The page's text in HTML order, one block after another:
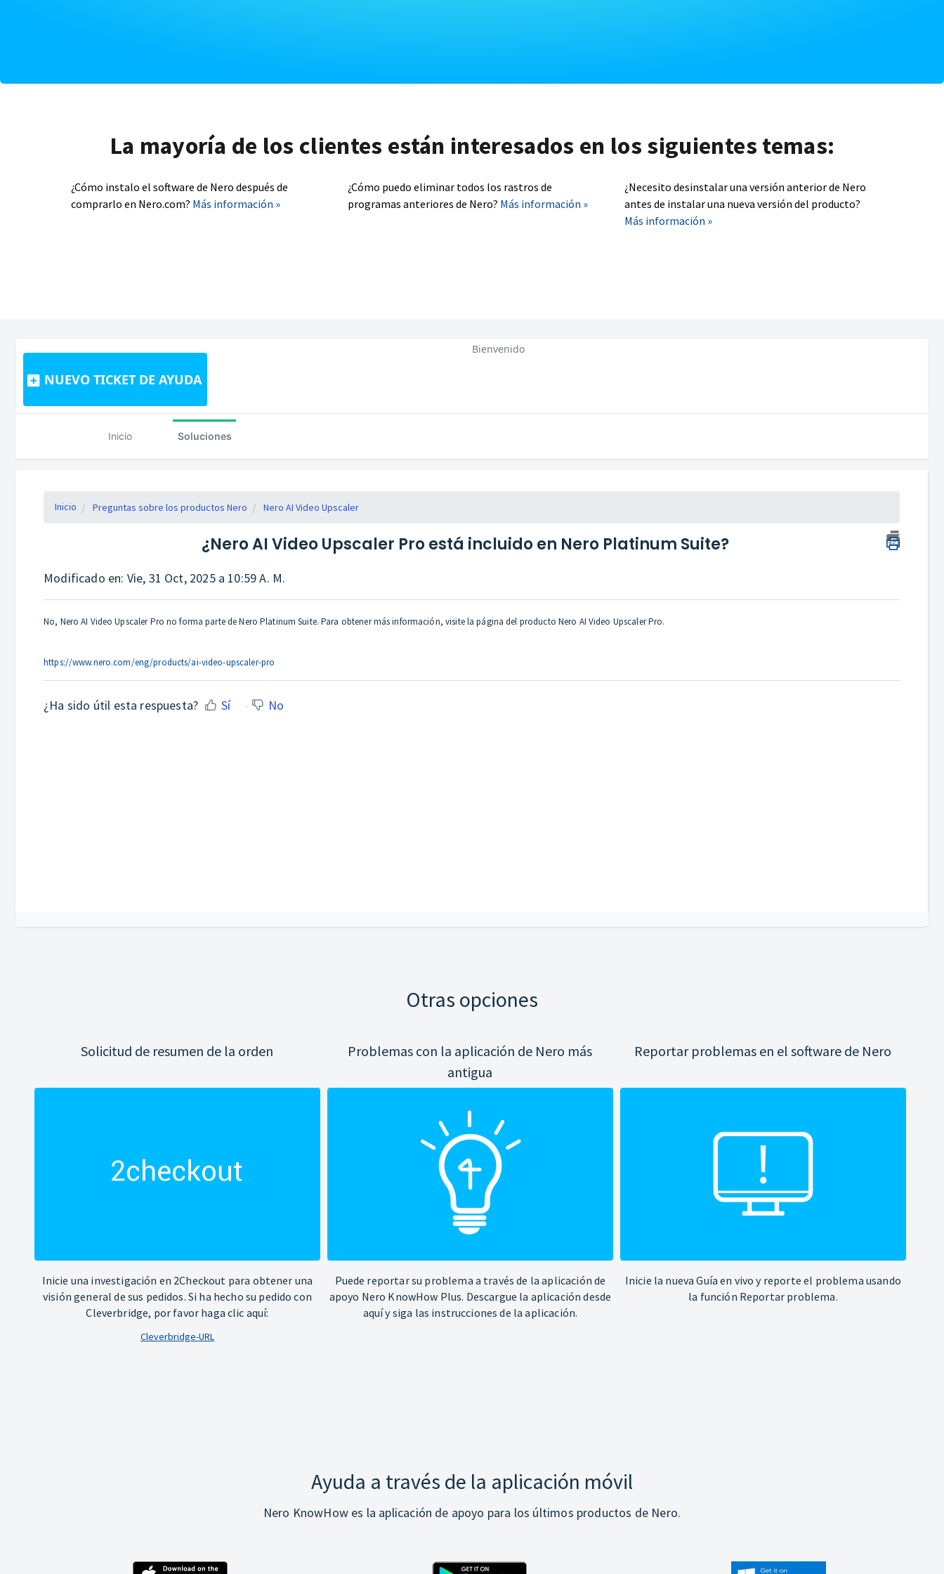
La mayoría de los clientes están interesados en los siguientes temas:
¿Cómo instalo el software de Nero después de
comprarlo en Nero.com? Más información »
¿Cómo puedo eliminar todos los rastros de
programas anteriores de Nero? Más información »
¿Necesito desinstalar una versión anterior de Nero
antes de instalar una nueva versión del producto?
Más información »
NUEVO TICKET DE AYUDA
Bienvenido
Inicio Soluciones
Inicio Preguntas sobre los productos Nero Nero AI Video Upscaler
¿Nero AI Video Upscaler Pro está incluido en Nero Platinum Suite?
Modificado en: Vie, 31 Oct, 2025 a 10:59 A. M.
No, Nero AI Video Upscaler Pro no forma parte de Nero Platinum Suite. Para obtener más información, visite la página del producto Nero AI Video Upscaler Pro.
https://www.nero.com/eng/products/ai-video-upscaler-pro
¿Ha sido útil esta respuesta? Sí No
Otras opciones
Solicitud de resumen de la orden
Inicie una investigación en 2Checkout para obtener una
visión general de sus pedidos. Si ha hecho su pedido con
Cleverbridge, por favor haga clic aquí:
Cleverbridge-URL
Problemas con la aplicación de Nero más
antigua
Puede reportar su problema a través de la aplicación de
apoyo Nero KnowHow Plus. Descargue la aplicación desde
aquí y siga las instrucciones de la aplicación.
Reportar problemas en el software de Nero
Inicie la nueva Guía en vivo y reporte el problema usando
la función Reportar problema.
Ayuda a través de la aplicación móvil
Nero KnowHow es la aplicación de apoyo para los últimos productos de Nero.